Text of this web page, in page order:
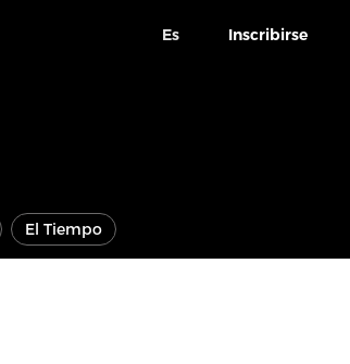
Es Inscribirse
El Tiempo